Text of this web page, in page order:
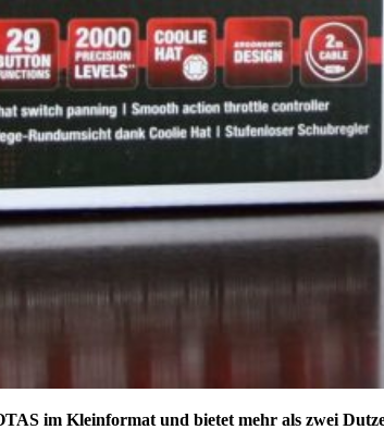
im Kleinformat und bietet mehr als zwei